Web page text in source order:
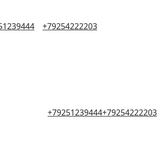
+79254222203
+79251239444+79254222203